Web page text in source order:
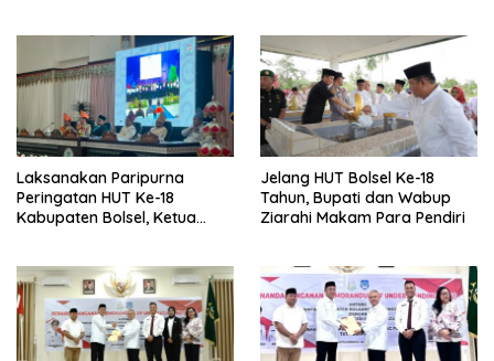
Laksanakan Paripurna
Peringatan HUT Ke-18
Kabupaten Bolsel, Ketua
Jelang HUT Bolsel Ke-18
Tahun, Bupati dan Wabup
Ziarahi Makam Para Pendiri